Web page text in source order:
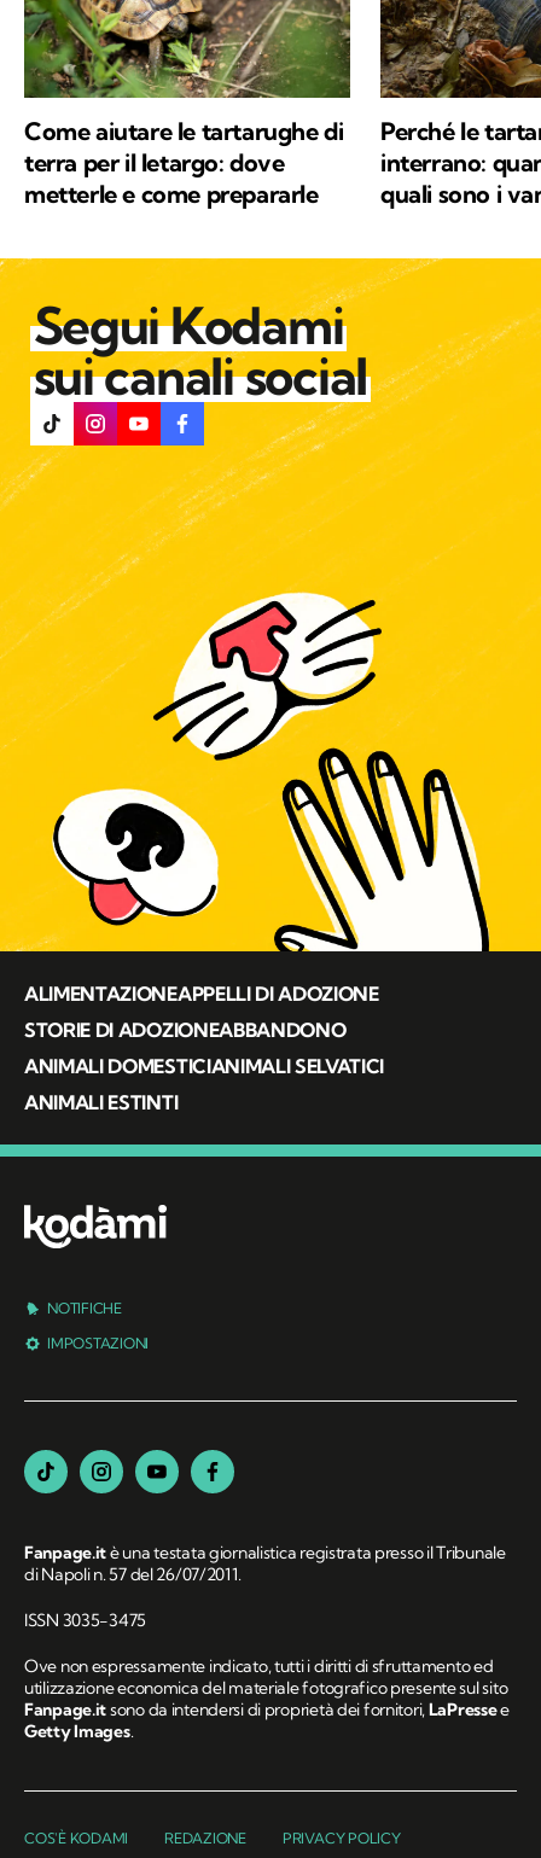
Come aiutare le tartarughe di
terra per il letargo: dove
metterle e come prepararle
Perché le
interrano:
quali sono i
Segui Kodami
sui canali social
ALIMENTAZIONEAPPELLI DI ADOZIONE
STORIE DI ADOZIONEABBANDONO
ANIMALI DOMESTICIANIMALI SELVATICI
ANIMALI ESTINTI
NOTIFICHE
IMPOSTAZIONI
Fanpage.itè una testata giornalistica registrata presso il Tribunale
di Napoli n. 57 del 26/07/2011.
ISSN 3035-3475
Ove non espressamente indicato, tutti i diritti di sfruttamento ed
utilizzazione economica del materiale fotografico presente sul sito
Fanpage.itsono da intendersi di proprietà dei fornitori,LaPressee
Getty Images.
COS'È KODAMI REDAZIONE PRIVACY POLICY